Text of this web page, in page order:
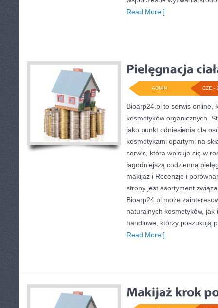
Read More ]
CZE -
ADMIN
Bioarp24.pl to serwis online,
kosmetyków organicznych.
jako punkt odniesienia dla
kosmetykami opartymi na
serwis, która wpisuje się w
łagodniejszą codzienną
makijaż i Recenzje i
strony jest asortyment
Bioarp24.pl może
naturalnych kosmetyków, jak
handlowe, którzy poszukują
Read More ]